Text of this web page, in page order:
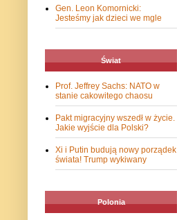
Gen. Leon Komornicki:
Jesteśmy jak dzieci we mgle
Świat
Prof. Jeffrey Sachs: NATO w
stanie cakowitego chaosu
Pakt migracyjny wszedł w życie.
Jakie wyjście dla Polski?
Xi i Putin budują nowy porządek
świata! Trump wykiwany
Polonia